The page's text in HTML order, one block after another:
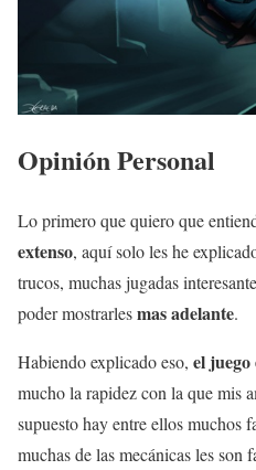
Opinión Personal
Lo primero que quiero que
extenso, aquí solo les he
trucos, muchas jugadas
poder mostrarlesmas adelante.
Habiendo explicado eso, el juego
mucho la rapidez con la que mis
supuesto hay entre ellos muchos
muchas de las mecánicas les son